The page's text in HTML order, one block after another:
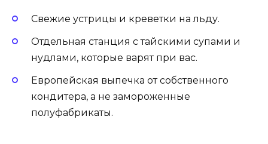
Свежие устрицы и креветки на льду.
Отдельная станция с тайскими супами и
нудлами, которые варят при вас.
Европейская выпечка от собственного
кондитера, а не замороженные
полуфабрикаты.